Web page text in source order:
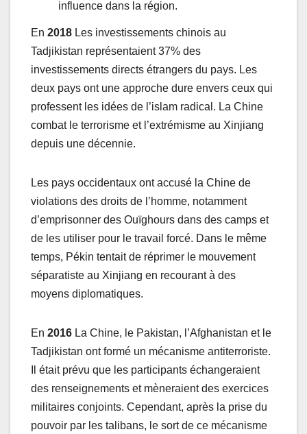
influence dans la région.
En 2018 Les investissements chinois au
Tadjikistan représentaient 37% des
investissements directs étrangers du pays. Les
deux pays ont une approche dure envers ceux qui
professent les idées de l’islam radical. La Chine
combat le terrorisme et l’extrémisme au Xinjiang
depuis une décennie.
Les pays occidentaux ont accusé la Chine de
violations des droits de l’homme, notamment
d’emprisonner des Ouïghours dans des camps et
de les utiliser pour le travail forcé. Dans le même
temps, Pékin tentait de réprimer le mouvement
séparatiste au Xinjiang en recourant à des
moyens diplomatiques.
En 2016 La Chine, le Pakistan, l’Afghanistan et le
Tadjikistan ont formé un mécanisme antiterroriste.
Il était prévu que les participants échangeraient
des renseignements et mèneraient des exercices
militaires conjoints. Cependant, après la prise du
pouvoir par les talibans, le sort de ce mécanisme